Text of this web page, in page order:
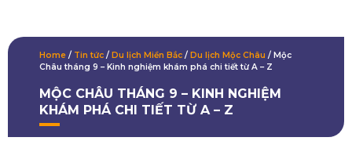
Home / Tin tức / Du lịch Miền Bắc / Du lịch Mộc Châu / Mộc
Châu tháng 9 – Kinh nghiệm khám phá chi tiết từ A – Z
MỘC CHÂU THÁNG 9 – KINH NGHIỆM
KHÁM PHÁ CHI TIẾT TỪ A – Z